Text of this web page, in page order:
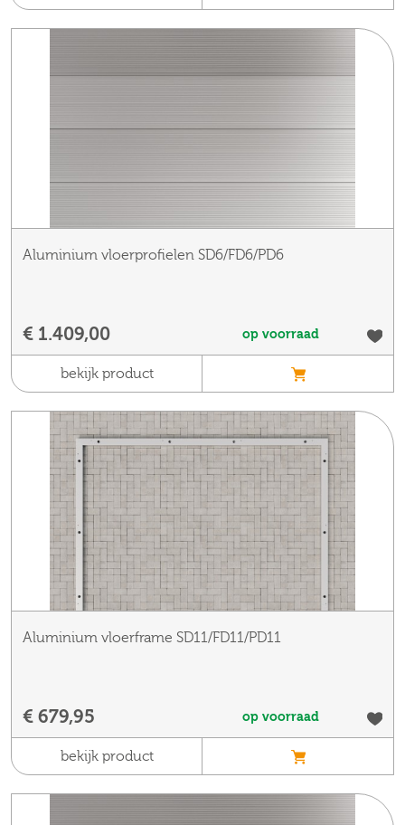
Aluminium vloerprofielen SD6/FD6/PD6
€ 1.409,00 op voorraad
bekijk product
Aluminium vloerframe SD11/FD11/PD11
€ 679,95 op voorraad
bekijk product